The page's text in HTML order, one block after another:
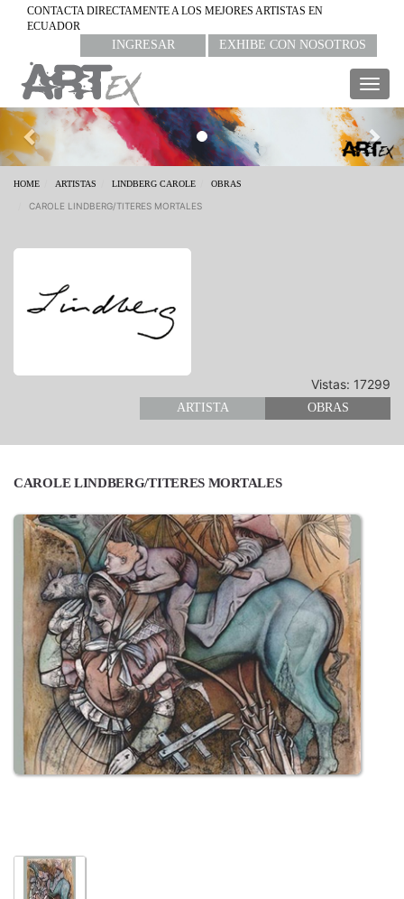
CONTACTA DIRECTAMENTE A LOS MEJORES ARTISTAS EN
ECUADOR
INGRESAR EXHIBE CON NOSOTROS
Previous
HOME ARTISTAS LINDBERG CAROLE OBRAS
CAROLE LINDBERG/TITERES MORTALES
Vistas: 17299
ARTISTA OBRAS
CAROLE LINDBERG/TITERES MORTALES